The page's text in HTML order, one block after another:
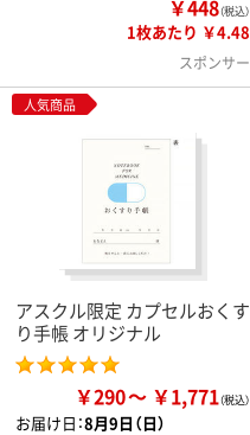
￥448（税込）
1枚あたり ￥4.48
スポンサー
人気商品
アスクル限定 カプセルおくす
り手帳 オリジナル
￥290 ￥1,771
お届け日：8月9日（日）